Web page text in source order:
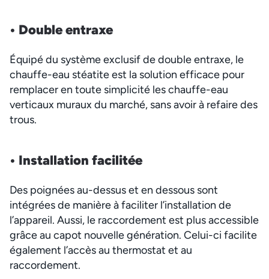
• Double entraxe
Équipé du système exclusif de double entraxe, le
chauffe-eau stéatite est la solution efficace pour
remplacer en toute simplicité les chauffe-eau
verticaux muraux du marché, sans avoir à refaire des
trous.
• Installation facilitée
Des poignées au-dessus et en dessous sont
intégrées de manière à faciliter l’installation de
l’appareil. Aussi, le raccordement est plus accessible
grâce au capot nouvelle génération. Celui-ci facilite
également l’accès au thermostat et au
raccordement.